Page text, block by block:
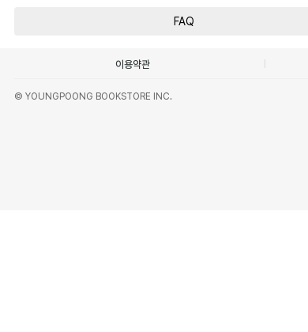
FAQ
이용약관
© YOUNGPOONG BOOKSTORE INC.